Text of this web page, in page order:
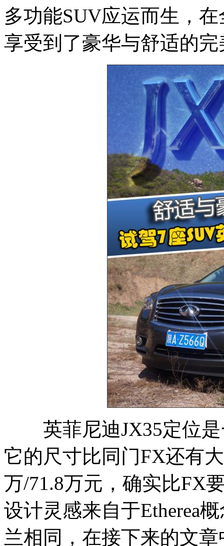
多功能SUV应运而生，
享受到了豪华与舒适的
英菲尼迪JX35定位是
它的尺寸比同门FX还有
万/71.8万元，确实比FX
设计灵感来自于Etherea
兰相同，在接下来的文